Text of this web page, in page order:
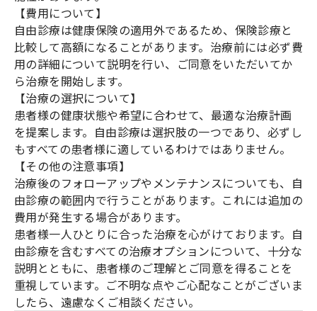
【費用について】
自由診療は健康保険の適用外であるため、保険診療と
比較して高額になることがあります。治療前には必ず費
用の詳細について説明を行い、ご同意をいただいてか
ら治療を開始します。
【治療の選択について】
患者様の健康状態や希望に合わせて、最適な治療計画
を提案します。自由診療は選択肢の一つであり、必ずし
もすべての患者様に適しているわけではありません。
【その他の注意事項】
治療後のフォローアップやメンテナンスについても、自
由診療の範囲内で行うことがあります。これには追加の
費用が発生する場合があります。
患者様一人ひとりに合った治療を心がけております。自
由診療を含むすべての治療オプションについて、十分な
説明とともに、患者様のご理解とご同意を得ることを
重視しています。ご不明な点やご心配なことがございま
したら、遠慮なくご相談ください。